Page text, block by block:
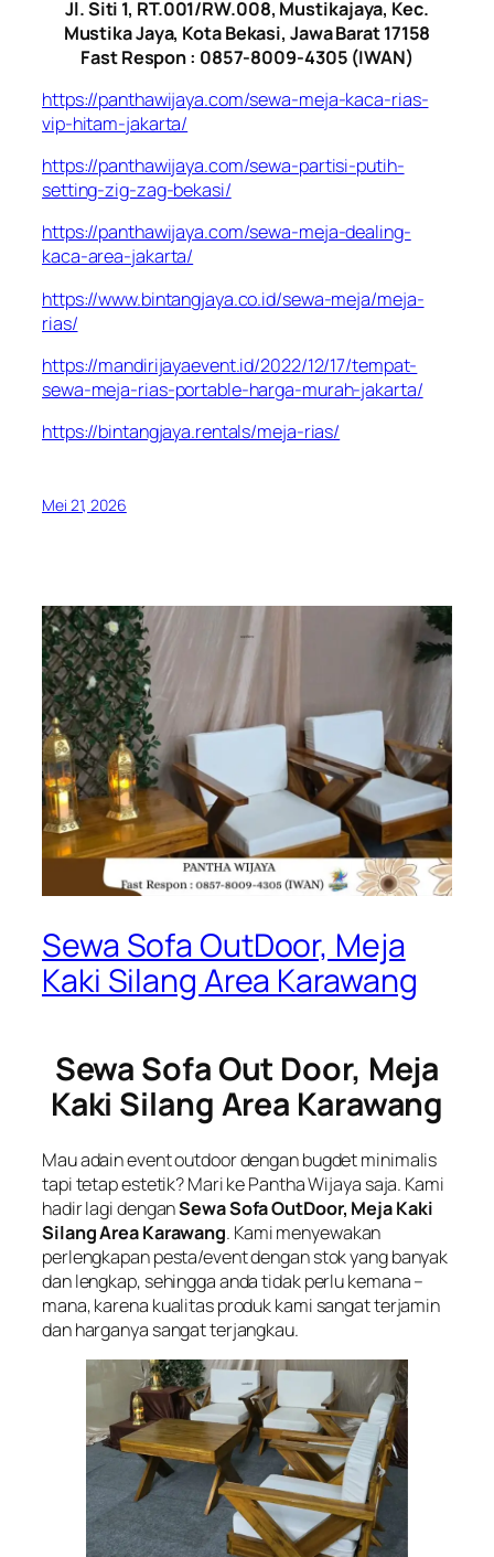
Jl. Siti 1, RT.001/RW.008, Mustikajaya, Kec.
Mustika Jaya, Kota Bekasi, Jawa Barat 17158
Fast Respon : 0857-8009-4305 (IWAN)
https://panthawijaya.com/sewa-meja-kaca-rias-
vip-hitam-jakarta/
https://panthawijaya.com/sewa-partisi-putih-
setting-zig-zag-bekasi/
https://panthawijaya.com/sewa-meja-dealing-
kaca-area-jakarta/
https://www.bintangjaya.co.id/sewa-meja/meja-
rias/
https://mandirijayaevent.id/2022/12/17/tempat-
sewa-meja-rias-portable-harga-murah-jakarta/
https://bintangjaya.rentals/meja-rias/
Mei 21, 2026
Sewa Sofa OutDoor, Meja
Kaki Silang Area Karawang
Sewa Sofa Out Door, Meja
Kaki Silang Area Karawang
Mau adain event outdoor dengan bugdet minimalis
tapi tetap estetik? Mari ke Pantha Wijaya saja. Kami
hadir lagi denganSewa Sofa OutDoor, Meja Kaki
Silang Area Karawang. Kami menyewakan
perlengkapan pesta/event dengan stok yang banyak
dan lengkap, sehingga anda tidak perlu kemana –
mana, karena kualitas produk kami sangat terjamin
dan harganya sangat terjangkau.